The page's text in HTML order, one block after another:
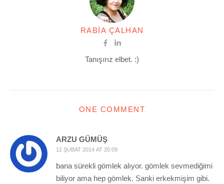
RABIA ÇALHAN
Tanışırız elbet. :)
ONE COMMENT
ARZU GÜMÜŞ
12 ŞUBAT 2014 AT 20:09
bana sürekli gömlek alıyor. gömlek sevmediğimi
biliyor ama hep gömlek. Sanki erkekmişim gibi.